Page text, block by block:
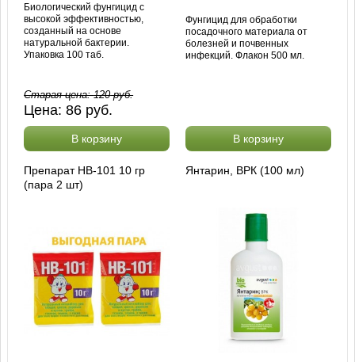
Биологический фунгицид с
высокой эффективностью,
созданный на основе
натуральной бактерии.
Упаковка 100 таб.
Старая цена:120руб.
Цена:86 руб.
В корзину
Фунгицид для обработки
посадочного материала от
болезней и почвенных
инфекций. Флакон 500 мл.
В корзину
Препарат HB-101 10 гр
(пара 2 шт)
Янтарин, ВРК (100 мл)